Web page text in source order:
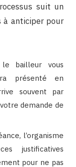
suit un
à anticiper pour
le bailleur vous
présenté en
souvent par
demande de
l’organisme
justificatives
pour ne pas